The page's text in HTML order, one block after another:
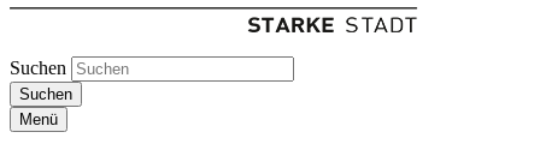
Suchen
Suchen
Menü